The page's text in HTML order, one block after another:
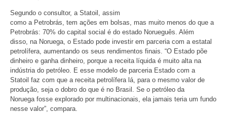
Segundo o consultor, a Statoil, assim
como a Petrobrás, tem ações em bolsas, mas muito menos do que a
Petrobrás: 70% do capital social é do estado Norueguês. Além
disso, na Noruega, o Estado pode investir em parceria com a estatal
petrolífera, aumentando os seus rendimentos finais. “O Estado põe
dinheiro e ganha dinheiro, porque a receita líquida é muito alta na
indústria do petróleo. E esse modelo de parceria Estado com a
Statoil faz com que a receita petrolífera lá, para o mesmo valor de
produção, seja o dobro do que é no Brasil. Se o petróleo da
Noruega fosse explorado por multinacionais, ela jamais teria um fundo
nesse valor”, compara.